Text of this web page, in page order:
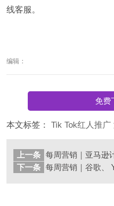
线客服。
编辑：
免费
本文标签：TikTok红人推广
上一条
下一条